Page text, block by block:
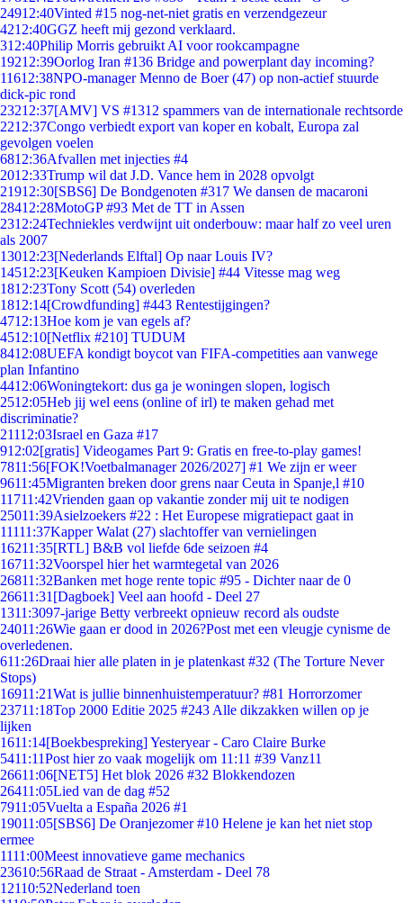
24912:40Vinted #15 nog-net-niet gratis en verzendgezeur
4212:40GGZ heeft mij gezond verklaard.
312:40Philip Morris gebruikt AI voor rookcampagne
19212:39Oorlog Iran #136 Bridge and powerplant day incoming?
11612:38NPO-manager Menno de Boer (47) op non-actief stuurde
dick-pic rond
23212:37[AMV] VS #1312 spammers van de internationale rechtsorde
2212:37Congo verbiedt export van koper en kobalt, Europa zal
gevolgen voelen
6812:36Afvallen met injecties #4
2012:33Trump wil dat J.D. Vance hem in 2028 opvolgt
21912:30[SBS6] De Bondgenoten #317 We dansen de macaroni
28412:28MotoGP #93 Met de TT in Assen
2312:24Techniekles verdwijnt uit onderbouw: maar half zo veel uren
als 2007
13012:23[Nederlands Elftal] Op naar Louis IV?
14512:23[Keuken Kampioen Divisie] #44 Vitesse mag weg
1812:23Tony Scott (54) overleden
1812:14[Crowdfunding] #443 Rentestijgingen?
4712:13Hoe kom je van egels af?
4512:10[Netflix #210] TUDUM
8412:08UEFA kondigt boycot van FIFA-competities aan vanwege
plan Infantino
4412:06Woningtekort: dus ga je woningen slopen, logisch
2512:05Heb jij wel eens (online of irl) te maken gehad met
discriminatie?
21112:03Israel en Gaza #17
912:02[gratis] Videogames Part 9: Gratis en free-to-play games!
7811:56[FOK!Voetbalmanager 2026/2027] #1 We zijn er weer
9611:45Migranten breken door grens naar Ceuta in Spanje,l #10
11711:42Vrienden gaan op vakantie zonder mij uit te nodigen
25011:39Asielzoekers #22 : Het Europese migratiepact gaat in
11111:37Kapper Walat (27) slachtoffer van vernielingen
16211:35[RTL] B&B vol liefde 6de seizoen #4
16711:32Voorspel hier het warmtegetal van 2026
26811:32Banken met hoge rente topic #95 - Dichter naar de 0
26611:31 [Dagboek] Veel aan hoofd - Deel 27
1311:3097-jarige Betty verbreekt opnieuw record als oudste
24011:26Wie gaan er dood in 2026?Post met een vleugje cynisme de
overledenen.
611:26Draai hier alle platen in je platenkast #32 (The Torture Never
Stops)
16911:21Wat is jullie binnenhuistemperatuur? #81 Horrorzomer
23711:18Top 2000 Editie 2025 #243 Alle dikzakken willen op je
lijken
1611:14[Boekbespreking] Yesteryear - Caro Claire Burke
5411:11Post hier zo vaak mogelijk om 11:11 #39 Vanz11
26611:06[NET5] Het blok 2026 #32 Blokkendozen
26411:05Lied van de dag #52
7911:05Vuelta a España 2026 #1
19011:05[SBS6] De Oranjezomer #10 Helene je kan het niet stop
ermee
1111:00Meest innovatieve game mechanics
23610:56Raad de Straat - Amsterdam - Deel 78
12110:52Nederland toen